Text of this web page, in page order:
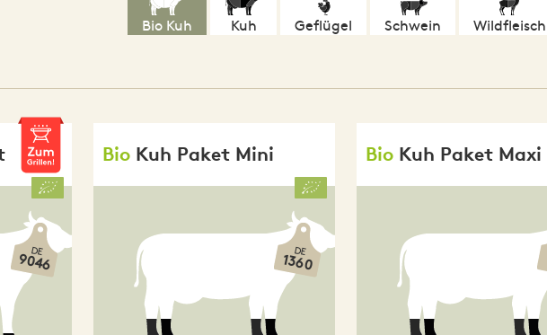
Bio Kuh Kuh Geflügel Schwein Wildfleisch
DE
9046
Bio Kuh Paket Mini
DE
1360
Bio Kuh Paket Maxi